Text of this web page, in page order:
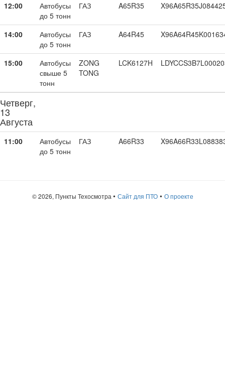
12:00
Автобусы
до 5 тонн
ГАЗ A65R35
14:00
Автобусы
до 5 тонн
ГАЗ A64R45
15:00
Автобусы
свыше 5
тонн
ZONG
TONG
LCK6127H
Четверг,
13
Августа
11:00
Автобусы
до 5 тонн
ГАЗ A66R33
© 2026, Пункты Техосмотра • Сайт для ПТО • О проекте